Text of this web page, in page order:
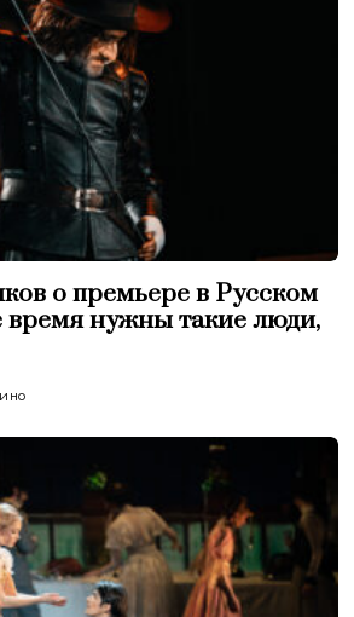
о премьере в Русском
время нужны такие люди,